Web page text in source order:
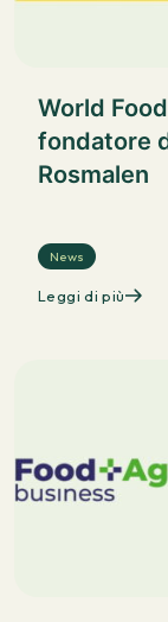
World
fondatore
Rosmalen
News
Leggi di più